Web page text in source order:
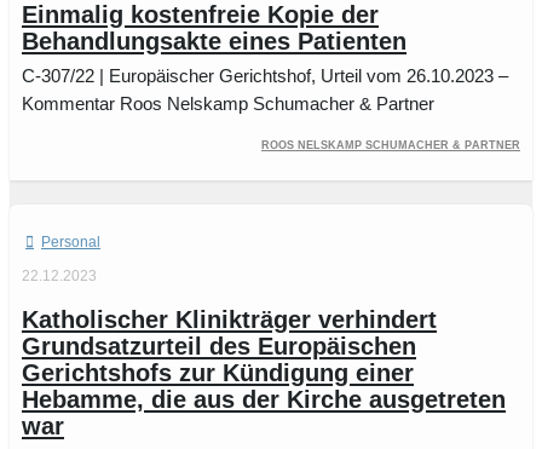
Einmalig kostenfreie Kopie der
Behandlungsakte eines Patienten
C‑307/22 | Europäischer Gerichtshof, Urteil vom 26.10.2023 –
Kommentar Roos Nelskamp Schumacher & Partner
Roos Nelskamp Schumacher & Partner
Personal
22.12.2023
Katholischer Klinikträger verhindert
Grundsatzurteil des Europäischen
Gerichtshofs zur Kündigung einer
Hebamme, die aus der Kirche ausgetreten
war